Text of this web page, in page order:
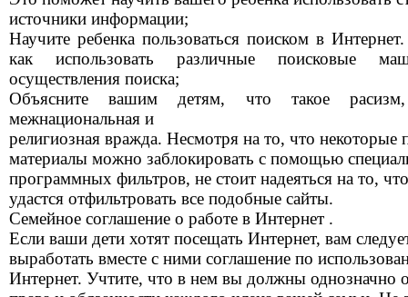
источники информации;
Научите ребенка пользоваться поиском в
как использовать различные поисковые
осуществления поиска;
Объясните вашим детям, что такое
межнациональная и
религиозная вражда. Несмотря на то, что некоторые
материалы можно заблокировать с помощью
программных фильтров, не стоит надеяться на то,
удастся отфильтровать все подобные сайты.
Семейное соглашение о работе в Интернет .
Если ваши дети хотят посещать Интернет, вам
выработать вместе с ними соглашение по
Интернет. Учтите, что в нем вы должны однозначно